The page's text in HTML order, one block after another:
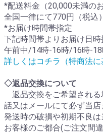
*配送料金（20,000未満の
全国一律にて770円（税込
*お届け時間帯指定
下記時間帯よりお届け日時
午前中/14時-16時/16時-
詳しくはコチラ（特商法に
◇返品交換について
返品交換をご希望される
話又はメールにて必ず当店
発送時の破損や初期不良は
お客様のご都合(ご注文間